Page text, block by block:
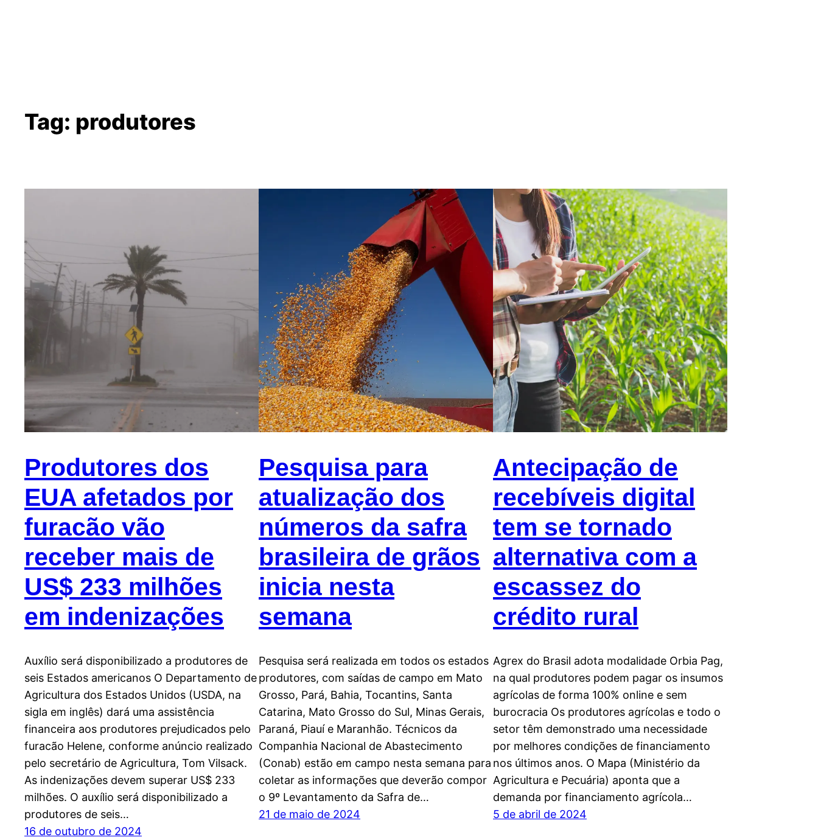
Tag: produtores
Produtores dos
EUA afetados por
furacão vão
receber mais de
US$ 233 milhões
em indenizações
Auxílio será disponibilizado a produtores de
seis Estados americanos O Departamento de
Agricultura dos Estados Unidos (USDA, na
sigla em inglês) dará uma assistência
financeira aos produtores prejudicados pelo
furacão Helene, conforme anúncio realizado
pelo secretário de Agricultura, Tom Vilsack.
As indenizações devem superar US$ 233
milhões. O auxílio será disponibilizado a
produtores de seis…
16 de outubro de 2024
Pesquisa para
atualização dos
números da safra
brasileira de grãos
inicia nesta
semana
Pesquisa será realizada em todos os estados
produtores, com saídas de campo em Mato
Grosso, Pará, Bahia, Tocantins, Santa
Catarina, Mato Grosso do Sul, Minas Gerais,
Paraná, Piauí e Maranhão. Técnicos da
Companhia Nacional de Abastecimento
(Conab) estão em campo nesta semana para
coletar as informações que deverão compor
o 9º Levantamento da Safra de…
21 de maio de 2024
Antecipação de
recebíveis digital
tem se tornado
alternativa com a
escassez do
crédito rural
Agrex do Brasil adota modalidade Orbia Pag,
na qual produtores podem pagar os insumos
agrícolas de forma 100% online e sem
burocracia Os produtores agrícolas e todo o
setor têm demonstrado uma necessidade
por melhores condições de financiamento
nos últimos anos. O Mapa (Ministério da
Agricultura e Pecuária) aponta que a
demanda por financiamento agrícola…
5 de abril de 2024